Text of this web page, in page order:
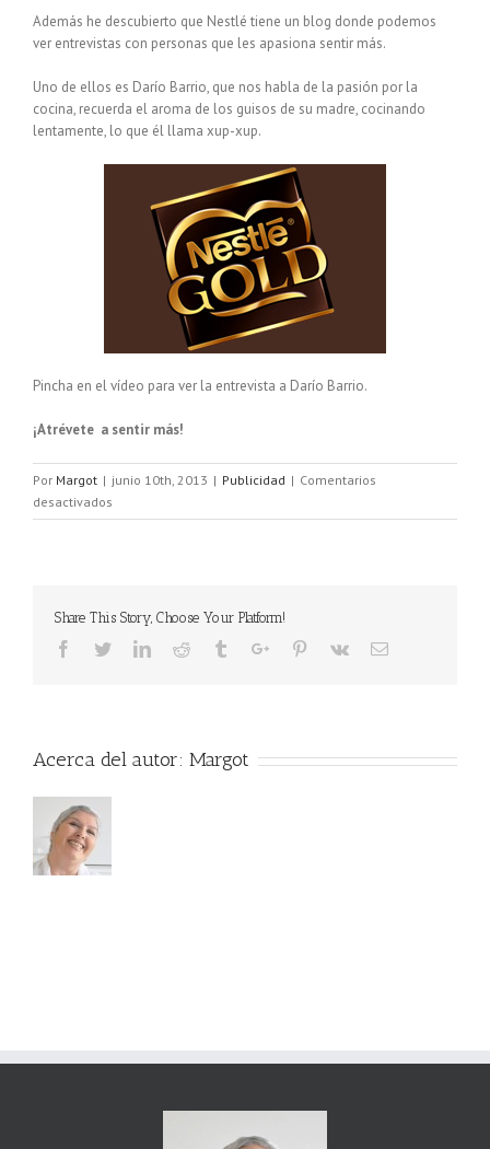
Además he descubierto que Nestlé tiene un blog donde podemos
ver entrevistas con personas que les apasiona sentir más.
Uno de ellos es Darío Barrio, que nos habla de la pasión por la
cocina, recuerda el aroma de los guisos de su madre, cocinando
lentamente, lo que él llama xup-xup.
Pincha en el vídeo para ver la entrevista a Darío Barrio.
¡Atrévete a sentir más!
Por Margot | junio 10th, 2013 | Publicidad | Comentarios
desactivados
Atrévete
Share This Story, Choose Your Platform!
Acerca del autor: Margot